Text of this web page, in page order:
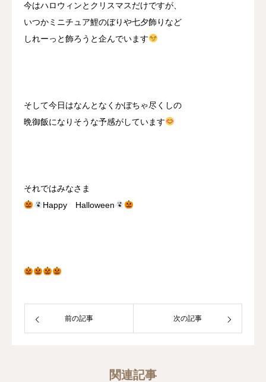
今はハロウィンとクリスマスだけですが、
いつかミニチュア鯉のぼりや七夕飾りなど
しれーっと飾ろうと企んでいます
そして今日はなんとなくかぼちゃ尽くしの
晩御飯になりそうな予感がしています
それではみなさま
Happy Halloween
前の記事 次の記事
関連記事